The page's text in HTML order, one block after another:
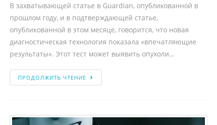
В захватывающей статье в Guardian, опубликованной в
прошлом году, и в подтверждающей статье,
опубликованной в этом месяце, говорится, что новая
диагностическая технология показала «впечатляющие
результаты». Этот тест может выявить опухоли…
ПРОДОЛЖИТЬ ЧТЕНИЕ